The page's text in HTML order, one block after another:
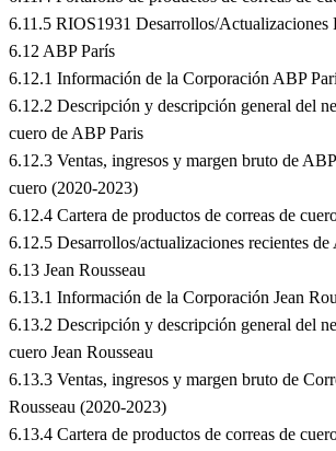
6.11.5 RIOS1931 Desarrollos/Actualizaciones
6.12 ABP París
6.12.1 Información de la Corporación ABP
6.12.2 Descripción y descripción general del
cuero de ABP Paris
6.12.3 Ventas, ingresos y margen bruto de
cuero (2020-2023)
6.12.4 Cartera de productos de correas de
6.12.5 Desarrollos/actualizaciones recientes de
6.13 Jean Rousseau
6.13.1 Información de la Corporación Jean
6.13.2 Descripción y descripción general del
cuero Jean Rousseau
6.13.3 Ventas, ingresos y margen bruto de
Rousseau (2020-2023)
6.13.4 Cartera de productos de correas de